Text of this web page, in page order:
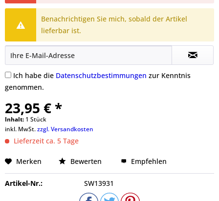
Benachrichtigen Sie mich, sobald der Artikel
lieferbar ist.
Ich habe die Datenschutzbestimmungen zur Kenntnis
genommen.
23,95 € *
Inhalt: 1 Stück
inkl. MwSt.zzgl. Versandkosten
Lieferzeit ca. 5 Tage
Merken Bewerten Empfehlen
Artikel-Nr.: SW13931